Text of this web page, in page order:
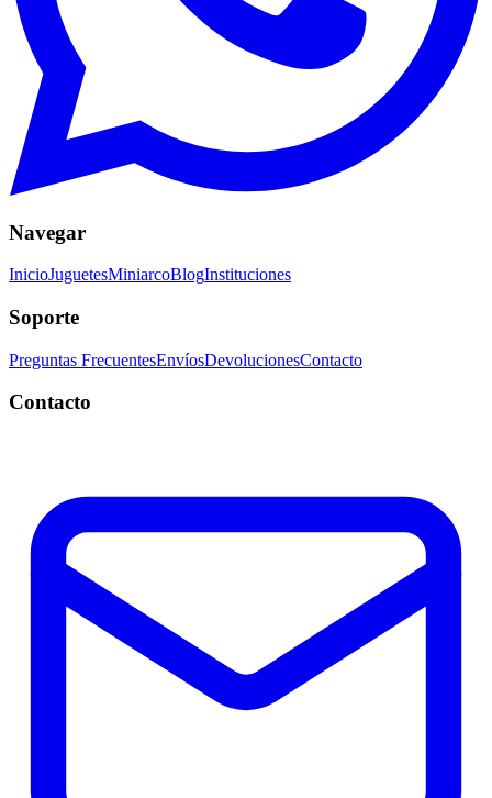
Navegar
InicioJuguetesMiniarcoBlogInstituciones
Soporte
Preguntas FrecuentesEnvíosDevolucionesContacto
Contacto